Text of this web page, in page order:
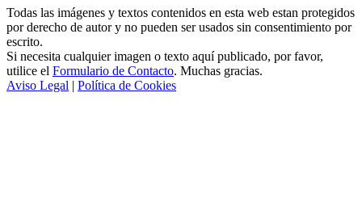
Todas las imágenes y textos contenidos en esta web estan protegidos
por derecho de autor y no pueden ser usados sin consentimiento por
escrito.
Si necesita cualquier imagen o texto aquí publicado, por favor,
utilice el Formulario de Contacto. Muchas gracias.
Aviso Legal | Política de Cookies